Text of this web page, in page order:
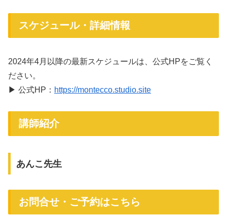
スケジュール・詳細情報
2024年4月以降の最新スケジュールは、公式HPをご覧く
ださい。
▶ 公式HP： https://montecco.studio.site
講師紹介
あんこ先生
お問合せ・ご予約はこちら